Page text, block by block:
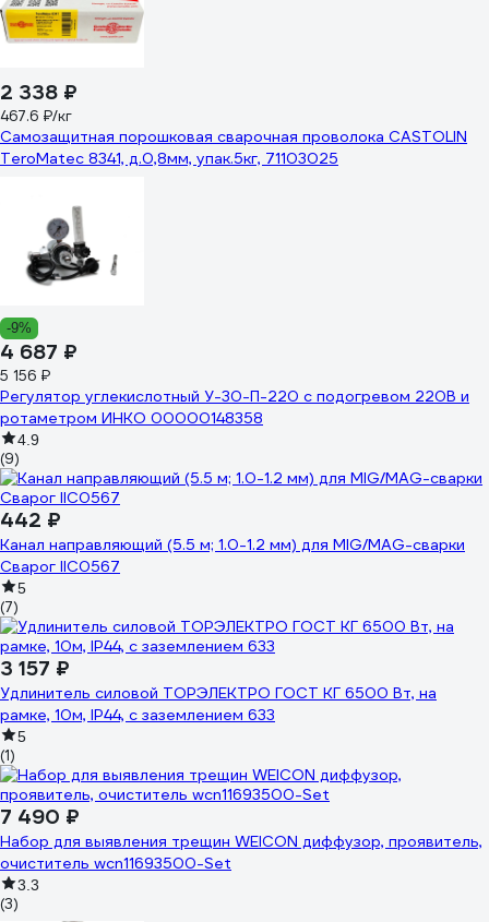
2 338 ₽
467.6 ₽/кг
Самозащитная порошковая сварочная проволока CASTOLIN
TeroMatec 8341, д.0,8мм, упак.5кг, 71103025
-9%
4 687 ₽
5 156 ₽
Регулятор углекислотный У-30-П-220 с подогревом 220В и
ротаметром ИНКО 00000148358
4.9
(9)
442 ₽
Канал направляющий (5.5 м; 1.0-1.2 мм) для MIG/MAG-сварки
Сварог IIC0567
5
(7)
3 157 ₽
Удлинитель силовой ТОРЭЛЕКТРО ГОСТ КГ 6500 Вт, на
рамке, 10м, IP44, с заземлением 633
5
(1)
7 490 ₽
Набор для выявления трещин WEICON диффузор, проявитель,
очиститель wcn11693500-Set
3.3
(3)